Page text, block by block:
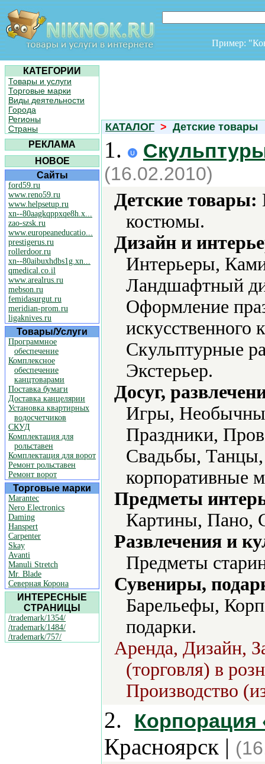
Пример:
КАТЕГОРИИ
Товары и услуги
Торговые марки
Виды деятельности
Города
Регионы
Страны
РЕКЛАМА
НОВОЕ
Сайты
ford59.ru
www.reno59.ru
www.helpsetup.ru
xn--80aagkqppxqe8h.x...
zao-szsk.ru
www.europeaneducatio...
prestigerus.ru
rollerdoor.ru
xn--80aibuxhdbs1g.xn...
qmedical.co.il
www.arealrus.ru
mebson.ru
femidasurgut.ru
meridian-prom.ru
ligaknives.ru
Товары/Услуги
Программное
обеспечение
Комплексное
обеспечение
канцтоварами
Поставка бумаги
Доставка канцелярии
Установка квартирных
водосчетчиков
СКУД
Комплектация для
рольставен
Комплектация для ворот
Ремонт рольставен
Ремонт ворот
Торговые марки
Marantec
Nero Electronics
Daming
Hanspert
Carpenter
Skay
Avanti
Manuli Stretch
Mr. Blade
Северная Корона
ИНТЕРЕСНЫЕ
СТРАНИЦЫ
/trademark/1354/
/trademark/1484/
/trademark/757/
КАТАЛОГ > Детские товары
1.
(16.02.2010)
Детские товары:
костюмы.
Дизайн и
Интерьеры,
Ландшафтный
Оформление
искусственного
Скульптурные
Экстерьер.
Досуг,
Игры,
Праздники,
Свадьбы, Танцы,
корпоративные
Предметы
Картины, Пано,
Развлечения и
Предметы
Сувениры,
Барельефы,
подарки.
Аренда, Дизайн,
(торговля) в
Производство
2. Корпорация
Красноярск |